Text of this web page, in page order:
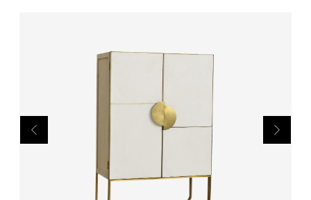
INNENARCHITEKTUR
REALISIERUNGEN
AKTUELLES